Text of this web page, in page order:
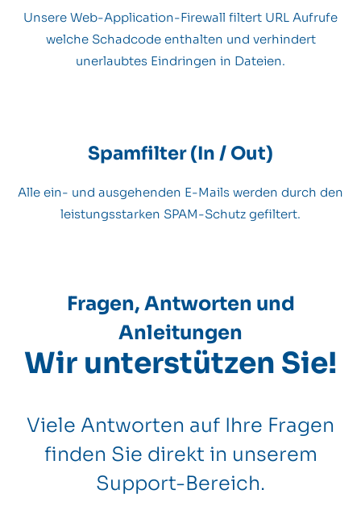
Unsere Web-Application-Firewall filtert URL Aufrufe
welche Schadcode enthalten und verhindert
unerlaubtes Eindringen in Dateien.
Spamfilter (In / Out)
Alle ein- und ausgehenden E-Mails werden durch den
leistungsstarken SPAM-Schutz gefiltert.
Fragen, Antworten und
Anleitungen
Wir unterstützen Sie!
Viele Antworten auf Ihre Fragen
finden Sie direkt in unserem
Support-Bereich.